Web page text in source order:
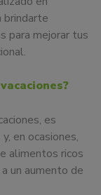
brindarte
para mejorar tus
es
en ocasiones,
alimentos ricos
un aumento de